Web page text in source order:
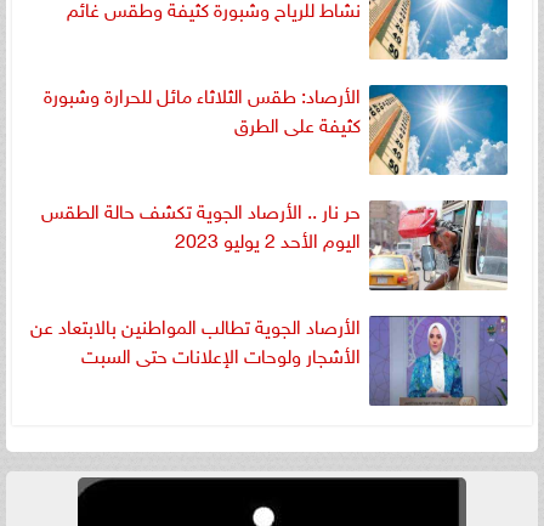
نشاط للرياح وشبورة كثيفة وطقس غائم
الأرصاد: طقس الثلاثاء مائل للحرارة وشبورة
كثيفة على الطرق
حر نار .. الأرصاد الجوية تكشف حالة الطقس
اليوم الأحد 2 يوليو 2023
الأرصاد الجوية تطالب المواطنين بالابتعاد عن
الأشجار ولوحات الإعلانات حتى السبت